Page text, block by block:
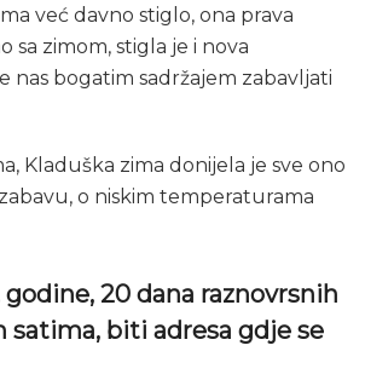
već davno stiglo, ona prava
sa zimom, stigla je i nova
nas bogatim sadržajem zabavljati
Kladuška zima donijela je sve ono
o niskim temperaturama
godine, 20 dana raznovrsnih
satima, biti adresa gdje se